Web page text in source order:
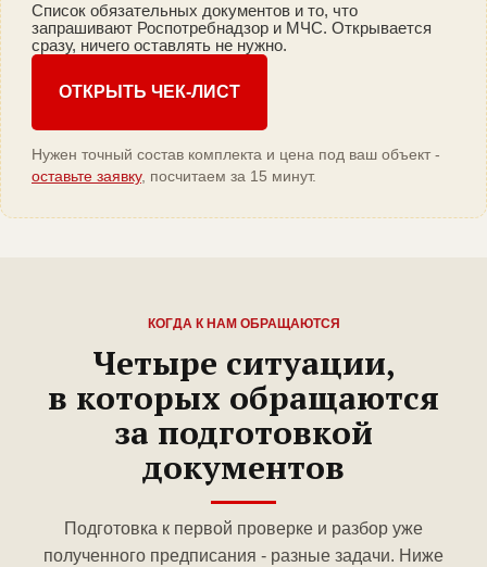
Список обязательных документов и то, что
запрашивают Роспотребнадзор и МЧС. Открывается
сразу, ничего оставлять не нужно.
ОТКРЫТЬ ЧЕК-ЛИСТ
Нужен точный состав комплекта и цена под ваш объект -
оставьте заявку, посчитаем за 15 минут.
КОГДА К НАМ ОБРАЩАЮТСЯ
Четыре ситуации,
в которых обращаются
за подготовкой
документов
Подготовка к первой проверке и разбор уже
полученного предписания - разные задачи. Ниже